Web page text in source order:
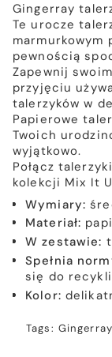
Gingerray
Te urocze
marmurkowym
pewnością
Zapewnij
przyjęciu
talerzyków w
Papierowe
Twoich
wyjątkowo.
Połącz
kolekcji Mix It
Wymiary:
Materiał:
W zestawie:
Spełnia
się do
Kolor:
Tags: Gingerray